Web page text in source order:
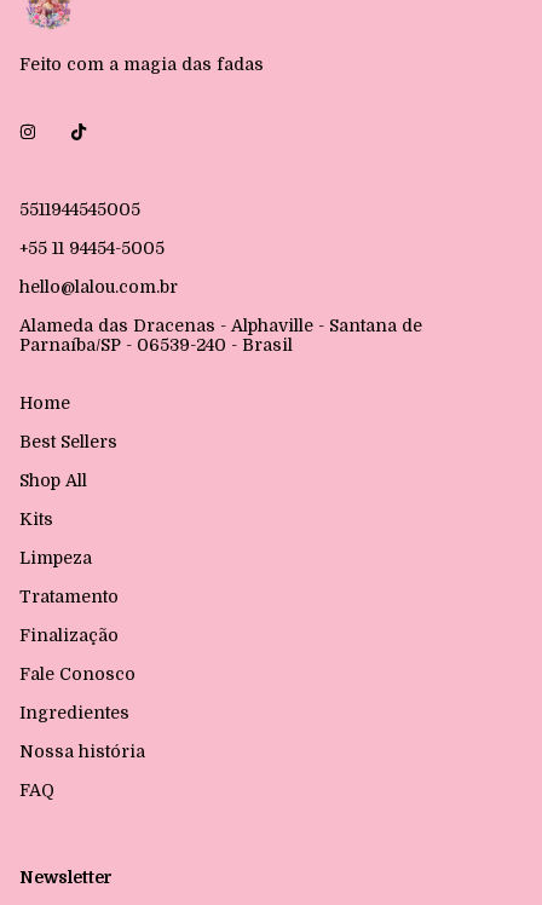
Feito com a magia das fadas
5511944545005
+55 11 94454-5005
hello@lalou.com.br
Alameda das Dracenas - Alphaville - Santana de
Parnaíba/SP - 06539-240 - Brasil
Home
Best Sellers
Shop All
Kits
Limpeza
Tratamento
Finalização
Fale Conosco
Ingredientes
Nossa história
FAQ
Newsletter